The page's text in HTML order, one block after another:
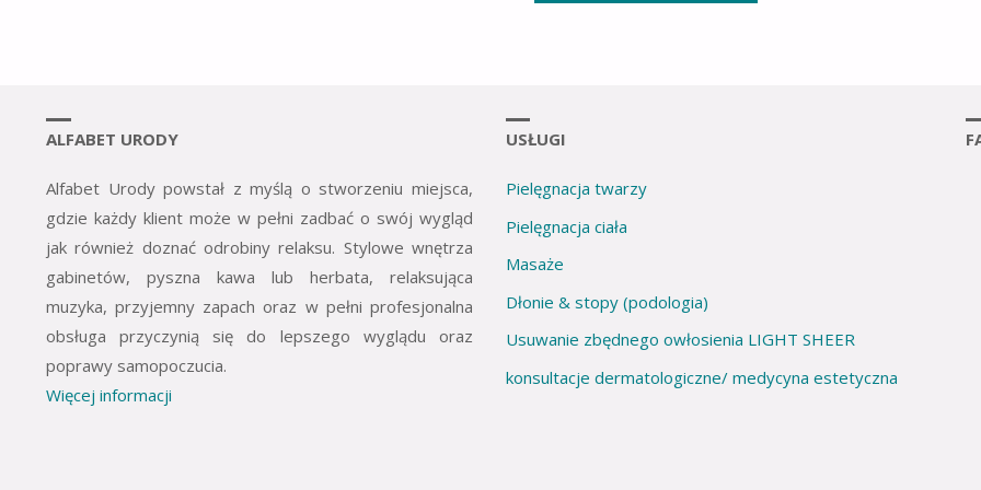
ALFABET URODY
Alfabet Urody powstał z myślą o stworzeniu miejsca,
gdzie każdy klient może w pełni zadbać o swój wygląd
jak również doznać odrobiny relaksu. Stylowe wnętrza
gabinetów, pyszna kawa lub herbata, relaksująca
muzyka, przyjemny zapach oraz w pełni profesjonalna
obsługa przyczynią się do lepszego wyglądu oraz
poprawy samopoczucia.
Więcej informacji
USŁUGI
Pielęgnacja twarzy
Pielęgnacja ciała
Masaże
Dłonie & stopy (podologia)
Usuwanie zbędnego owłosienia LIGHT SHEER
konsultacje dermatologiczne/ medycyna estetyczna